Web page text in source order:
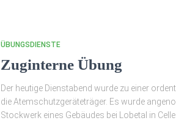
ÜBUNGSDIENSTE
Zuginterne Übung
Der heutige Dienstabend wurde zu einer
die Atemschutzgeräteträger. Es wurde
Stockwerk eines Gebäudes bei Lobetal in